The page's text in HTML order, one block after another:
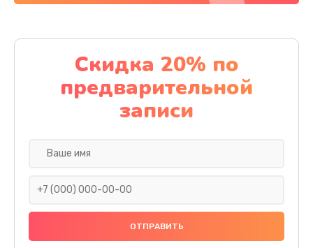
Заказать
Ремонт сим лотка
600 руб.
Заказать
Замена материнской платы
Скидка 20% по
предварительной
записи